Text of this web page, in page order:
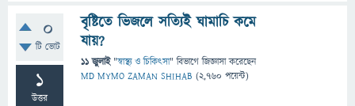
0
টি ভোট
1
উত্তর
বৃষ্টিতে ভিজলে সত্যিই ঘামাচি কমে
যায়?
11 জুলাই "স্বাস্থ্য ও চিকিৎসা" বিভাগে জিজ্ঞাসাকরেছেন
MD MYMO ZAMAN SHIHAB (2,760 পয়েন্ট)